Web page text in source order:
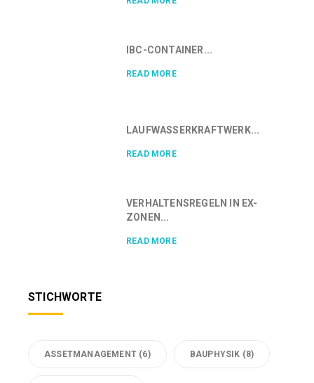
IBC-CONTAINER...
READ MORE
LAUFWASSERKRAFTWERK...
READ MORE
VERHALTENSREGELN IN EX-
ZONEN...
READ MORE
STICHWORTE
ASSETMANAGEMENT (6) BAUPHYSIK (8)